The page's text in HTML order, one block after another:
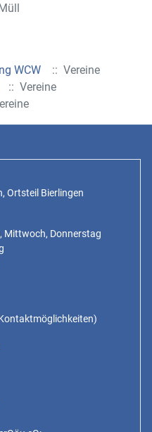
WCW
:: Vereine
:: Vereine
Ortsteil Bierlingen
Mittwoch, Donnerstag